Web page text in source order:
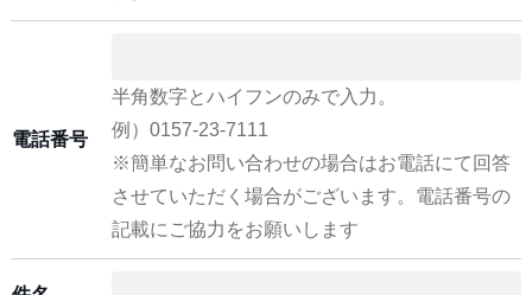
電話番号
半角数字とハイフンのみで入力。
例）0157-23-7111
※簡単なお問い合わせの場合はお電話にて回答
させていただく場合がございます。電話番号の
記載にご協力をお願いします